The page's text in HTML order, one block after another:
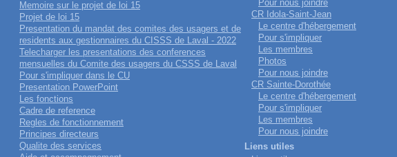
Memoire sur le projet de loi 15
Projet de loi 15
Presentation du mandat des comites des usagers et de
residents aux gestionnaires du CISSS de Laval - 2022
Telecharger les presentations des conferences
mensuelles du Comite des usagers du CSSS de Laval
Pour s'impliquer dans le CU
Presentation PowerPoint
Les fonctions
Cadre de reference
Regles de fonctionnement
Principes directeurs
Qualite des services
Pour nous joindre
CR Idola-Saint-Jean
Le centre d'hébergement
Pour s'impliquer
Les membres
Photos
Pour nous joindre
CR Sainte-Dorothée
Le centre d'hébergement
Pour s'impliquer
Les membres
Pour nous joindre
Liens utiles